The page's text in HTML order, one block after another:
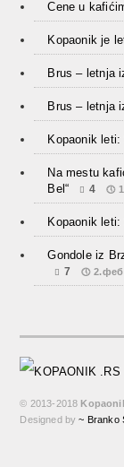
Cene u
Kopaonik je
Brus – letnja
Brus – letnja
Kopaonik
Na mestu
Bel“
4
Kopaonik
Gondole iz
7 2.феб
© 2013-2018
Designed by~ Branko